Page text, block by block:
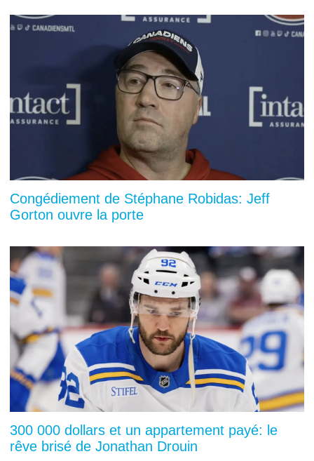
Congédiement de Stéphane Robidas: Jeff
Gorton ouvre la porte
300 000 dollars et un appartement payé: le
rêve brisé de Jonathan Drouin